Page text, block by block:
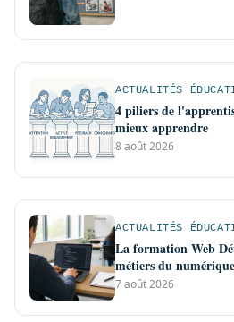
ACTUALITÉS
4 piliers de
mieux apprendre
8 août 2026
ACTUALITÉS
La formation Web
métiers du numérique
7 août 2026